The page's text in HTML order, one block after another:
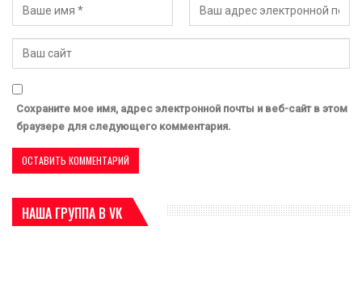
Сохраните мое имя, адрес электронной почты и веб-сайт в этом
браузере для следующего комментария.
НАША ГРУППА В VK